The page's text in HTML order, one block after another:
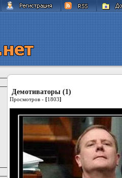
Демотиваторы (1)
Просмотров - [1803]